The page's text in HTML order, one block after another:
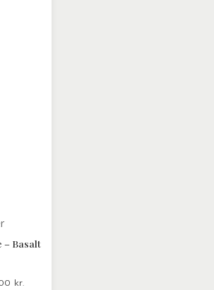
– Basalt
kr.